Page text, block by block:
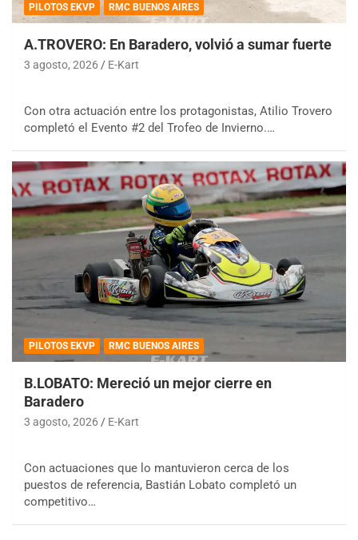
PILOTOS EKVP RMC BUENOS AIRES
A.TROVERO: En Baradero, volvió a sumar fuerte
3 agosto, 2026 E-Kart
Con otra actuación entre los protagonistas, Atilio Trovero
completó el Evento #2 del Trofeo de Invierno.…
PILOTOS EKVP RMC BUENOS AIRES
B.LOBATO: Mereció un mejor cierre en
Baradero
3 agosto, 2026 E-Kart
Con actuaciones que lo mantuvieron cerca de los
puestos de referencia, Bastián Lobato completó un
competitivo…